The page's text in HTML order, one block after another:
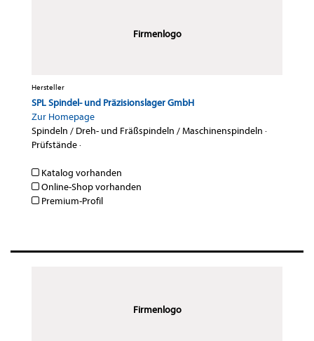
Firmenlogo
Hersteller
SPL Spindel- und Präzisionslager GmbH
Zur Homepage
Spindeln / Dreh- und Fräßspindeln / Maschinenspindeln ·
Prüfstände·
Katalog vorhanden
Online-Shop vorhanden
Premium-Profil
Firmenlogo